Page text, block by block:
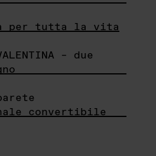
per tutta la vita
– due
convertibile